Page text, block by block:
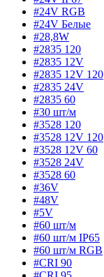
#24V RGB
#24V Белые
#28,8W
#2835 120
#2835 12V
#2835 12V 120
#2835 24V
#2835 60
#30 шт/м
#3528 120
#3528 12V 120
#3528 12V 60
#3528 24V
#3528 60
#36V
#48V
#5V
#60 шт/м
#60 шт/м IP65
#60 шт/м RGB
#CRI 90